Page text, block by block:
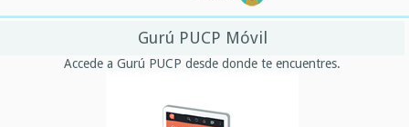
Gurú PUCP Móvil
Accede a Gurú PUCP desde donde te encuentres.